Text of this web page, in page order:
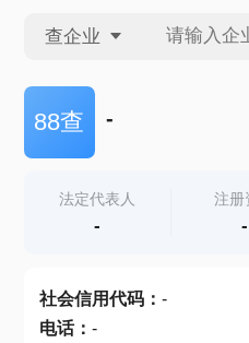
查企业
查企业
查产地
88查 -
法定代表人
-
注册
-
社会信用代码： -
电话： -